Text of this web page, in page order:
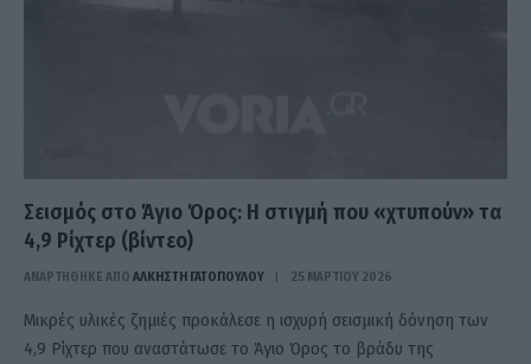
Σεισμός στο Άγιο Όρος: Η στιγμή που «χτυπούν» τα
4,9 Ρίχτερ (βίντεο)
ΑΝΑΡΤΗΘΗΚΕ ΑΠΟ ΆΛΚΗΣΤΗ ΓΑΤΟΠΟΎΛΟΥ 25 ΜΑΡΤΊΟΥ 2026
Μικρές υλικές ζημιές προκάλεσε η ισχυρή σεισμική δόνηση των
4,9 Ρίχτερ που αναστάτωσε το Άγιο Όρος το βράδυ της